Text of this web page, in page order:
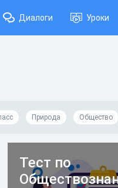
Диалоги Уроки
Природа Общество
Тест по